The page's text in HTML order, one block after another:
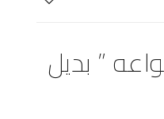
” بديل